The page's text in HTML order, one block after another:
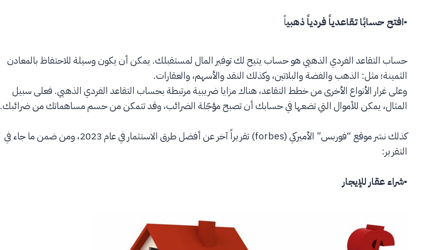
▪افتح حسابًا تقاعدياً فردياً ذهبياً
حساب التقاعد الفردي الذهبي هو حساب يتيح لك توفير المال لمستقبلك. يمكن أن يكون وسيلة للاحتفاظ بالمعادن
الثمينة؛ مثل: الذهب والفضة والبلاتين، وكذلك النقد والأسهم، والعقارات.
وعلى غرار الأنواع الأخرى من خطط التقاعد، هناك مزايا ضريبية مرتبطة بحساب التقاعد الفردي الذهبي. فعلى سبيل
المثال، يمكن للأموال التي تضعها في حسابك أن تصبح مؤجّلة الضرائب، وقد تتمكن من حسم مساهماتك من ضرائبك.
كذلك نشر موقع “فوربس” الأميركي (forbes) تقريراً آخر عن أفضل طرق الاستثمار في عام 2023، ومن ضمن ما جاء في
التقرير:
▪شراء عقار للإيجار